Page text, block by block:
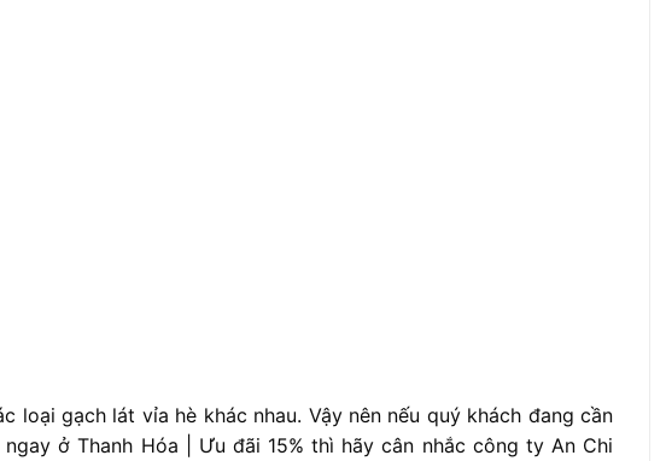
loại gạch lát vỉa hè khác nhau. Vậy nên nếu quý khách đang cần
ở Thanh Hóa | Ưu đãi 15% thì hãy cân nhắc công ty An Chi